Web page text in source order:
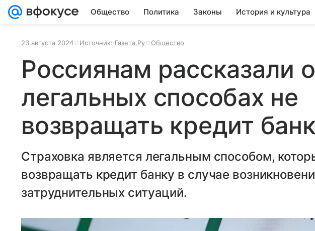
Общество Политика Законы История и культура
23 августа 2024 Источник: Газета.Ру Общество
Россиянам рассказали о
легальных способах не
возвращать кредит
Страховка является легальным способом,
возвращать кредит банку в случае
затруднительных ситуаций.